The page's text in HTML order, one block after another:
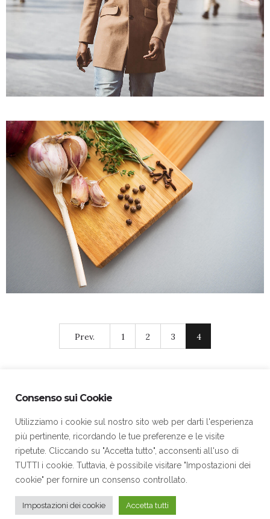
Prev. 1 2 3 4
Home Page Contatti Cookie Policy Privacy Policy
© 2021 Onoranze Funebri Maioli - P. Iva: 03288560984
Consenso sui Cookie
Utilizziamo i cookie sul nostro sito web per darti l'esperienza
più pertinente, ricordando le tue preferenze e le visite
ripetute. Cliccando su "Accetta tutto", acconsenti all'uso di
TUTTI i cookie. Tuttavia, è possibile visitare "Impostazioni dei
cookie" per fornire un consenso controllato.
Impostazioni dei cookie Accetta tutti